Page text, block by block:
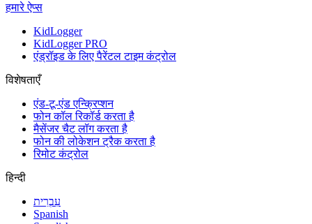
हमारे ऐप्स
KidLogger
KidLogger PRO
एंड्रॉइड के लिए पैरेंटल टाइम कंट्रोल
विशेषताएँ
एंड-टू-एंड एन्क्रिप्शन
फोन कॉल रिकॉर्ड करता है
मैसेंजर चैट लॉग करता है
फोन की लोकेशन ट्रैक करता है
रिमोट कंट्रोल
हिन्दी
עִבְרִית
Spanish